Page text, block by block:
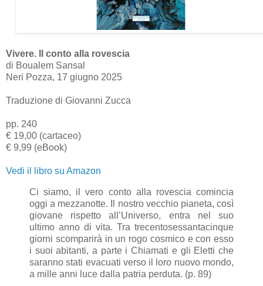
Vivere. Il conto alla rovescia
di Boualem Sansal
Neri Pozza, 17 giugno 2025
Traduzione di Giovanni Zucca
pp. 240
€ 19,00 (cartaceo)
€ 9,99 (eBook)
Vedi il libro su Amazon
Ci siamo, il vero conto alla rovescia comincia
oggi a mezzanotte. Il nostro vecchio pianeta, così
giovane rispetto all’Universo, entra nel suo
ultimo anno di vita. Tra trecentosessantacinque
giorni scomparirà in un rogo cosmico e con esso
i suoi abitanti, a parte i Chiamati e gli Eletti che
saranno stati evacuati verso il loro nuovo mondo,
a mille anni luce dalla patria perduta. (p. 89)